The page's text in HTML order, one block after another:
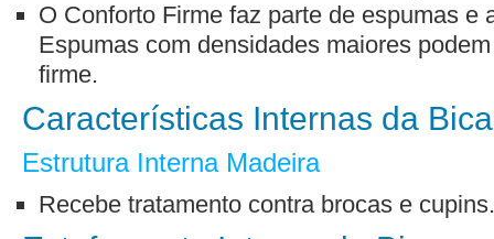
O Conforto Firme faz parte de espumas e
Espumas com densidades maiores
firme.
Características Internas da
Estrutura Interna Madeira
Recebe tratamento contra brocas e